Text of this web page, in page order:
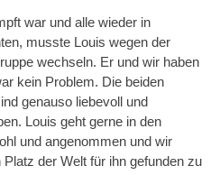
war und alle wieder in
musste Louis wegen der
wechseln. Er und wir haben
kein Problem. Die beiden
genauso liebevoll und
Louis geht gerne in den
und angenommen und wir
der Welt für ihn gefunden zu